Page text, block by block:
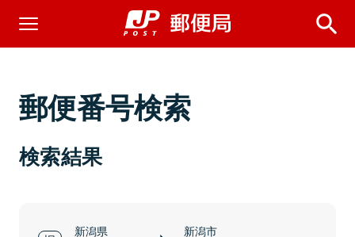
郵便番号検索
検索結果
新潟県 新潟市